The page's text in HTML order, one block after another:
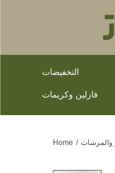
التخفيضات
فازلين وكريمات
Home / والمرشات